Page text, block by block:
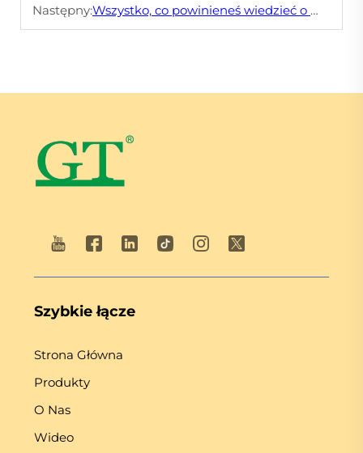
Następny:Wszystko, co powinieneś wiedzieć o młotach hydraulicznych i dłutach
Szybkie łącze
Strona Główna
Produkty
O Nas
Wideo